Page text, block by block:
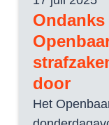
door
Het